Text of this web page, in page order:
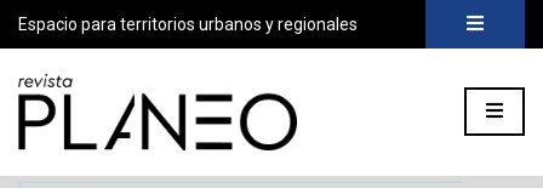
Espacio para territorios urbanos y regionales